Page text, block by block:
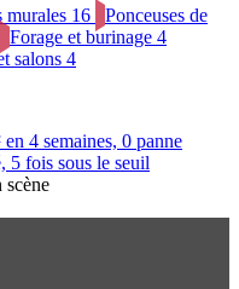
murales 16
Ponceuses de
Forage et burinage 4
salons 4
en 4 semaines, 0 panne
5 fois sous le seuil
scène